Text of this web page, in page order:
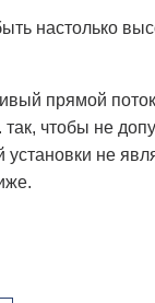
настолько
прямой
так, чтобы не
не